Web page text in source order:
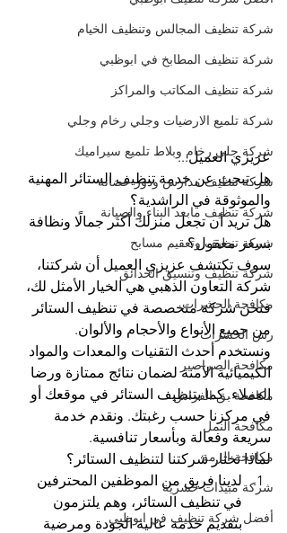
شركة تنظيف المجالس وتنظيف الخيام
شركة تنظيف المطابخ في ابوظبي
شركة تنظيف المكاتب والمراكز
شركة تلميع الارضيات وجلي رخام وجلي
شركة جلي رخام وبلاط تلميع سيراميك
شركة تنظيف مدارس ودور حضانة
شركة تنظيف مابعد البناء والصيانة
شركة تنظيف وتعقيم مسابح
شركة تنظيف وتنسيق الحدائق
مكافحة الحشرات
رش الحشرات
مكافحة الصراصير
مكافحة بق الفراش
مكافحة النمل
مكافحة الرمة
شركة مبيدات حشرية
أفضل شركة تنظيف في ابوظبي
عزيزي العميل...
هل تبحث عن خدمة تنظيف الستائر المهنية
والموثوقة في الراشدية؟
هل تريد أن تجعل منزلك أكثر جمالًا ونظافة
بسعر معقول؟
سوف تكتشف عزيزي العميل أن شركتنا،
شركة التعاون الذهبي هي الخيار الأمثل لك،
فنحن شركة متخصصة في تنظيف الستائر
من جميع الأنواع والأحجام والألوان.
ونستخدم أحدث التقنيات والمعدات والمواد
الكيميائية الآمنة لضمان نتائج ممتازة ورضا
العملاء. كما بتنظيف الستائر في موقعك أو
في مركزنا حسب رغبتك. ونقدم خدمة
سريعة وفعالة وبأسعار تنافسية.
لماذا تختار شركتنا لتنظيف الستائر؟
لدينا فريق من الموظفين المحترفين
في تنظيف الستائر، وهم يلتزمون
بتقديم خدمة عالية الجودة ومرضية